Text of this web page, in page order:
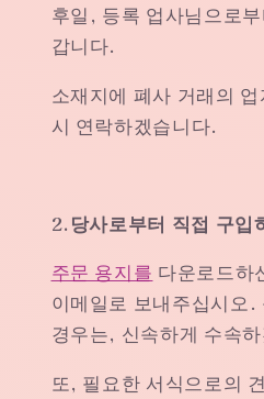
후일, 등록 업사님으로
갑니다.
소재지에 폐사 거래의
시 연락하겠습니다.
2.당사로부터 직접 구입
주문 용지를 다운로드하
이메일로 보내주십시오
경우는, 신속하게 수속
또, 필요한 서식으로의